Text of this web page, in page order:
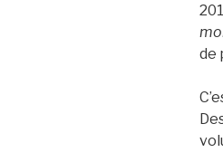
de